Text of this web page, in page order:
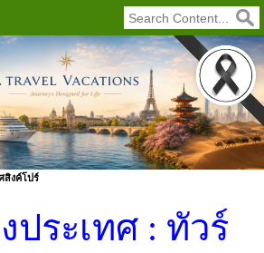
สิงค์โปร์
ประเทศ : ทัวร์